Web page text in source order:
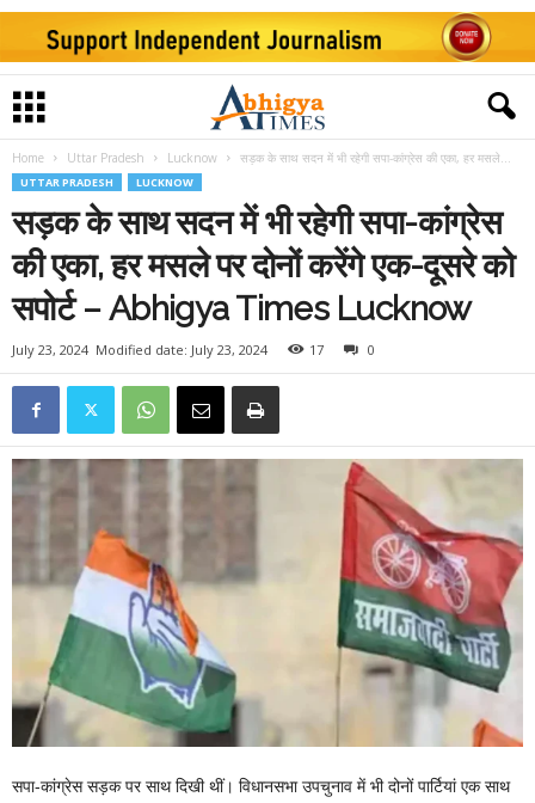
Home Uttar Pradesh Lucknow सड़क के साथ सदन में भी रहेगी सपा-कांग्रेस की एका, हर मसले...
UTTAR PRADESH LUCKNOW
सड़क के साथ सदन में भी रहेगी सपा-कांग्रेस
की एका, हर मसले पर दोनों करेंगे एक-दूसरे को
सपोर्ट – Abhigya Times Lucknow
July 23, 2024 Modified date: July 23, 2024 17 0
सपा-कांग्रेस सड़क पर साथ दिखी थीं। विधानसभा उपचुनाव में भी दोनों पार्टियां एक साथ